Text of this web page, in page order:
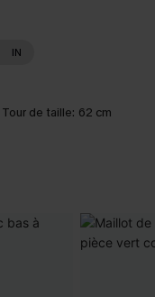
IN
Tour de taille: 62 cm